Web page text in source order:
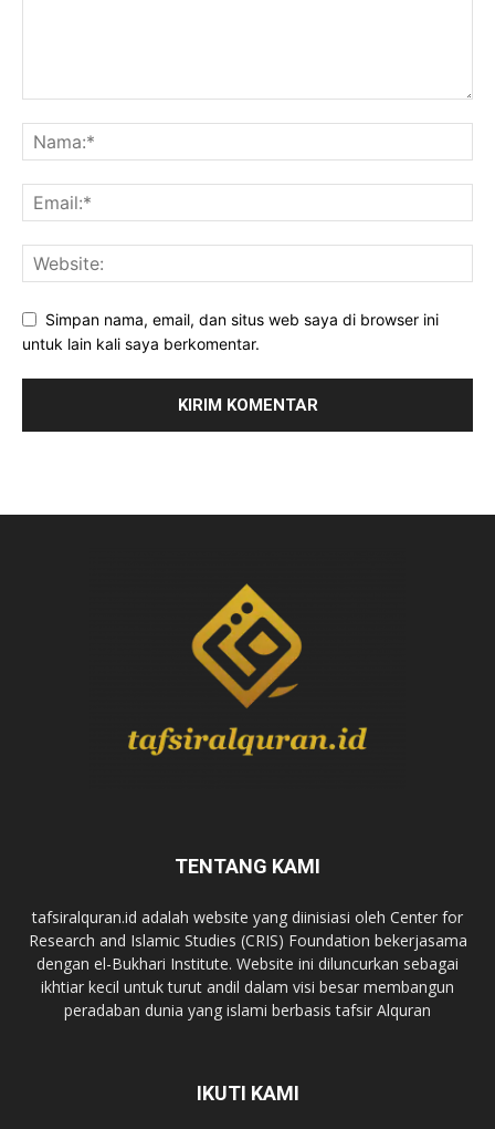
Simpan nama, email, dan situs web saya di browser ini
untuk lain kali saya berkomentar.
TENTANG KAMI
tafsiralquran.id adalah website yang diinisiasi oleh Center for
Research and Islamic Studies (CRIS) Foundation bekerjasama
dengan el-Bukhari Institute. Website ini diluncurkan sebagai
ikhtiar kecil untuk turut andil dalam visi besar membangun
peradaban dunia yang islami berbasis tafsir Alquran
IKUTI KAMI